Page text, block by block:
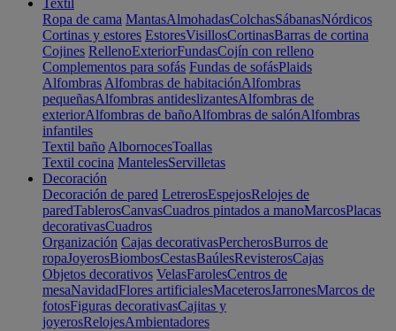
Textil
Ropa de cama MantasAlmohadasColchasSábanasNórdicos
Cortinas y estores EstoresVisillosCortinasBarras de cortina
Cojines RellenoExteriorFundasCojín con relleno
Complementos para sofás Fundas de sofásPlaids
Alfombras Alfombras de habitaciónAlfombras
pequeñasAlfombras antideslizantesAlfombras de
exteriorAlfombras de bañoAlfombras de salónAlfombras
infantiles
Textil baño AlbornocesToallas
Textil cocina MantelesServilletas
Decoración
Decoración de pared LetrerosEspejosRelojes de
paredTablerosCanvasCuadros pintados a manoMarcosPlacas
decorativasCuadros
Organización Cajas decorativasPercherosBurros de
ropaJoyerosBiombosCestasBaúlesRevisterosCajas
Objetos decorativos VelasFarolesCentros de
mesaNavidadFlores artificialesMaceterosJarronesMarcos de
fotosFiguras decorativasCajitas y
joyerosRelojesAmbientadores